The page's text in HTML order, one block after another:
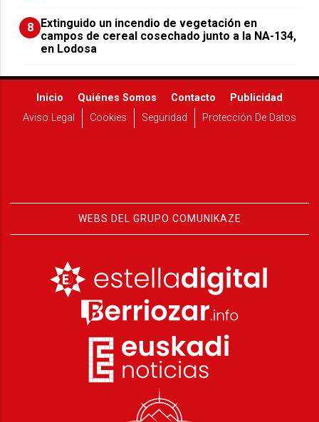
8 Extinguido un incendio de vegetación en
campos de cereal cosechado junto a la NA-134,
en Lodosa
Inicio Quiénes Somos Contacto
Publicidad
Aviso Legal
Cookies Seguridad Protección De Datos
WEBS DEL GRUPO COMUNIKAZE